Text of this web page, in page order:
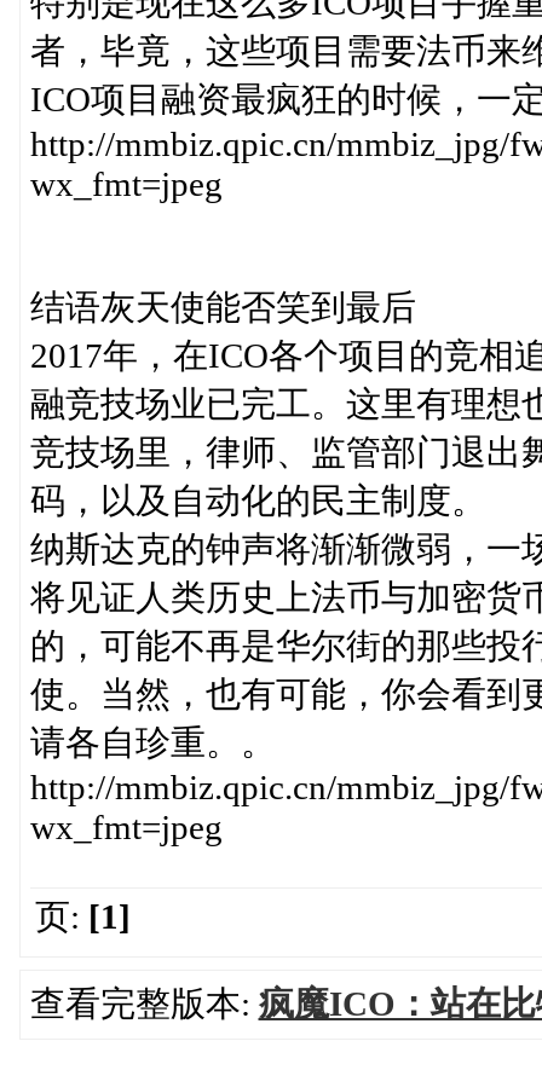
者，毕竟，这些项目需要法币来
ICO项目融资最疯狂的时候，一
http://mmbiz.qpic.cn/mmbiz_jpg/
wx_fmt=jpeg
结语灰天使能否笑到最后
2017年，在ICO各个项目的竞相
融竞技场业已完工。这里有理想
竞技场里，律师、监管部门退出
码，以及自动化的民主制度。
纳斯达克的钟声将渐渐微弱，一
将见证人类历史上法币与加密货
的，可能不再是华尔街的那些投
使。当然，也有可能，你会看到
请各自珍重。。
http://mmbiz.qpic.cn/mmbiz_jpg/
wx_fmt=jpeg
页: [1]
查看完整版本: 疯魔ICO：站在